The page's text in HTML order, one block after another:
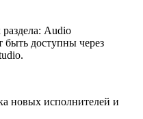
Audio
доступны через
новых исполнителей и